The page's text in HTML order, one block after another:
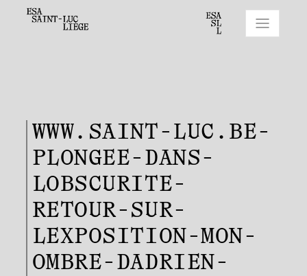
WWW.SAINT-LUC.BE-
PLONGEE-DANS-
LOBSCURITE-
RETOUR-SUR-
LEXPOSITION-MON-
OMBRE-DADRIEN-